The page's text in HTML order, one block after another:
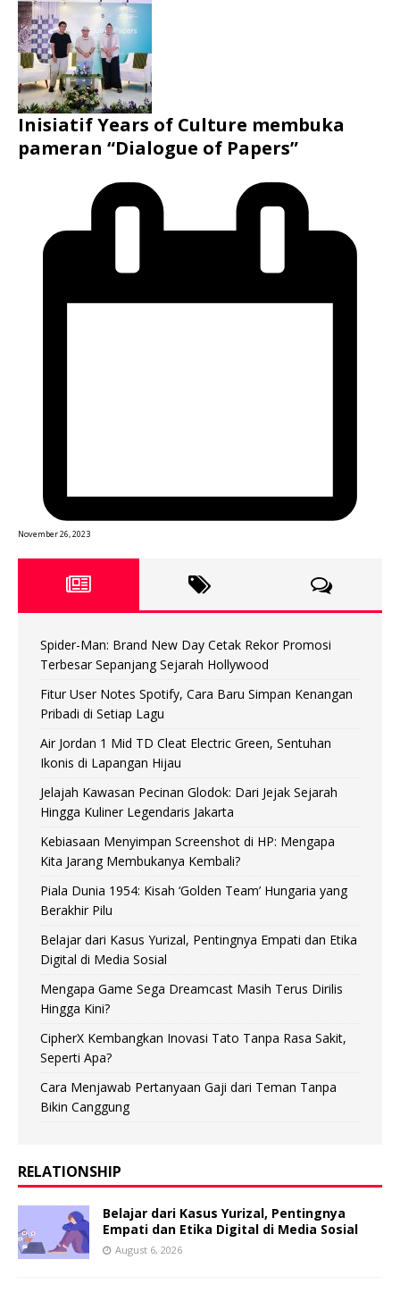
Inisiatif Years of Culture membuka
pameran “Dialogue of Papers”
November 26, 2023
Spider-Man: Brand New Day Cetak Rekor Promosi
Terbesar Sepanjang Sejarah Hollywood
Fitur User Notes Spotify, Cara Baru Simpan Kenangan
Pribadi di Setiap Lagu
Air Jordan 1 Mid TD Cleat Electric Green, Sentuhan
Ikonis di Lapangan Hijau
Jelajah Kawasan Pecinan Glodok: Dari Jejak Sejarah
Hingga Kuliner Legendaris Jakarta
Kebiasaan Menyimpan Screenshot di HP: Mengapa
Kita Jarang Membukanya Kembali?
Piala Dunia 1954: Kisah ‘Golden Team’ Hungaria yang
Berakhir Pilu
Belajar dari Kasus Yurizal, Pentingnya Empati dan Etika
Digital di Media Sosial
Mengapa Game Sega Dreamcast Masih Terus Dirilis
Hingga Kini?
CipherX Kembangkan Inovasi Tato Tanpa Rasa Sakit,
Seperti Apa?
Cara Menjawab Pertanyaan Gaji dari Teman Tanpa
Bikin Canggung
RELATIONSHIP
Belajar dari Kasus Yurizal, Pentingnya
Empati dan Etika Digital di Media Sosial
August 6, 2026